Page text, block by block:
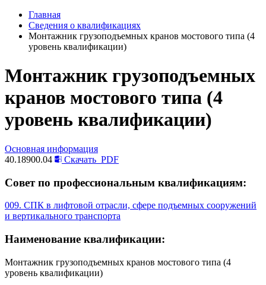
Главная
Сведения о квалификациях
Монтажник грузоподъемных кранов мостового типа (4
уровень квалификации)
Монтажник грузоподъемных
кранов мостового типа (4
уровень квалификации)
Основная информация
40.18900.04
Скачать PDF
Совет по профессиональным квалификациям:
009. СПК в лифтовой отрасли, сфере подъемных сооружений
и вертикального транспорта
Наименование квалификации:
Монтажник грузоподъемных кранов мостового типа (4
уровень квалификации)